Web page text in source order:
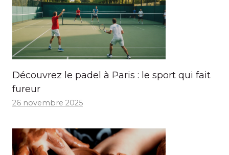
Découvrez le padel à Paris : le sport qui fait
fureur
26 novembre 2025